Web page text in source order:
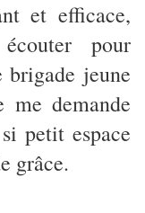
et efficace,
pour
jeune
me demande
petit espace
grâce.